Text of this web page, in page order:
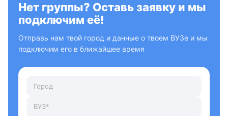
Нет группы? Оставь заявку и мы
подключим её!
Отправь нам твой город и данные о твоем ВУЗе и мы
подключим его в ближайшее время